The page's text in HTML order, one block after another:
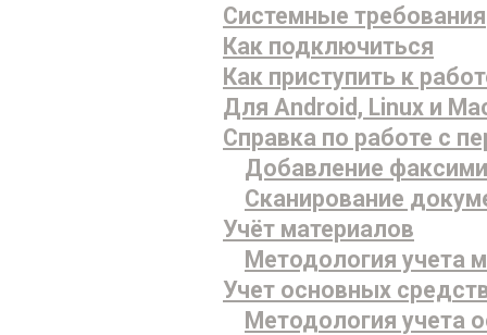
Системные требования
Как подключиться
Как приступить к
Для Android, Linux и
Справка по работе с
Добавление
Сканирование
Учёт материалов
Методология учета
Учет основных
Методология учета